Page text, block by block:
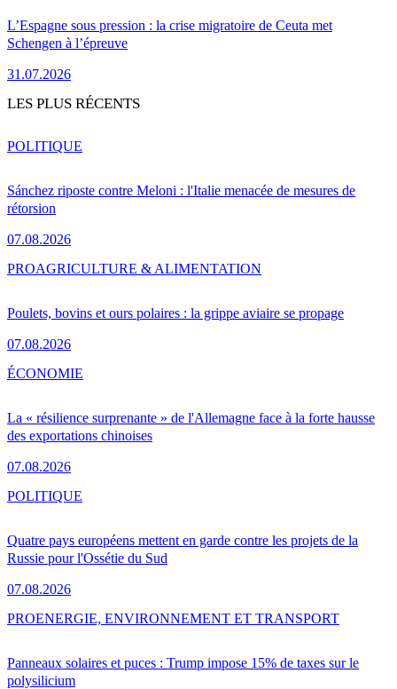
L’Espagne sous pression : la crise migratoire de Ceuta met
Schengen à l’épreuve
31.07.2026
LES PLUS RÉCENTS
Sánchez riposte contre Meloni : l'Italie menacée de mesures de
rétorsion
07.08.2026
POLITIQUE
Poulets, bovins et ours polaires : la grippe aviaire se propage
07.08.2026
PROAGRICULTURE & ALIMENTATION
La « résilience surprenante » de l'Allemagne face à la forte hausse
des exportations chinoises
07.08.2026
ÉCONOMIE
Quatre pays européens mettent en garde contre les projets de la
Russie pour l'Ossétie du Sud
07.08.2026
POLITIQUE
Panneaux solaires et puces : Trump impose 15% de taxes sur le
polysilicium
PROENERGIE, ENVIRONNEMENT ET TRANSPORT